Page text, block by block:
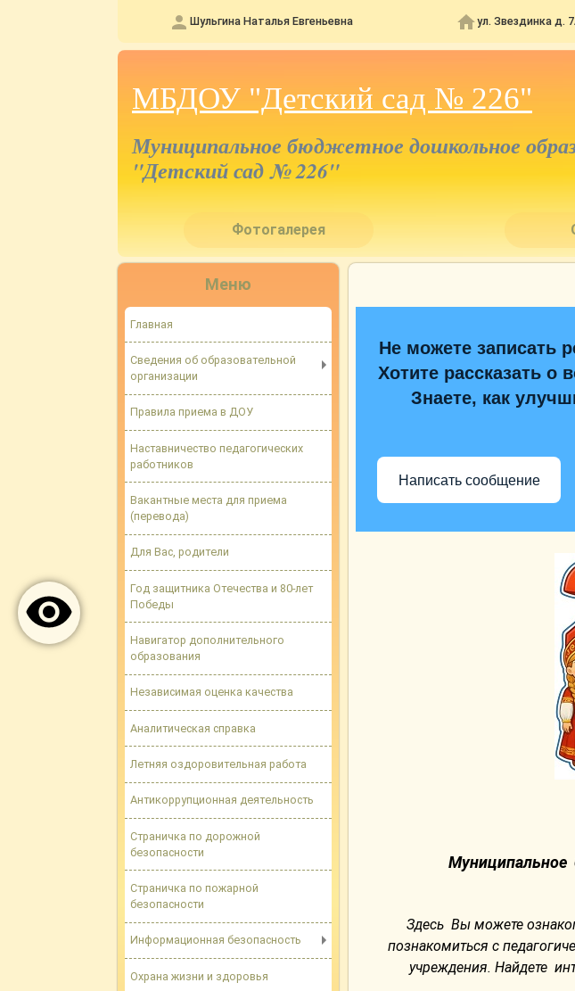
Шульгина Наталья Евгеньевна ул. Звездинка д.
МБДОУ "Детский сад № 226"
Муниципальное бюджетное дошкольное
"Детский сад № 226"
Фотогалерея
Меню
Главная
Сведения об образовательной
организации
Правила приема в ДОУ
Наставничество педагогических
работников
Вакантные места для приема
(перевода)
Для Вас, родители
Год защитника Отечества и 80-лет
Победы
Навигатор дополнительного
образования
Независимая оценка качества
Аналитическая справка
Летняя оздоровительная работа
Антикоррупционная деятельность
Страничка по дорожной
безопасности
Страничка по пожарной
безопасности
Информационная безопасность
Охрана жизни и здоровья
Не можете записать
Хотите рассказать о
Знаете, как
Написать сообщение
Муниципальное
Здесь Вы можете
познакомиться с
учреждения. Найдете